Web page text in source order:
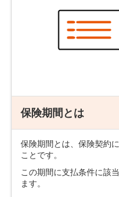
配偶者や2親等内の血
指定可能な場合もあり
その他、事実婚のパー
する場合については、
同性のパートナーを
保険期間とは
保険期間とは、保険契約
ことです。
この期間に支払条件に該
ます。